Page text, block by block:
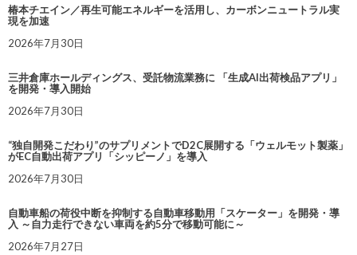
椿本チエイン／再生可能エネルギーを活用し、カーボンニュートラル実
現を加速
2026年7月30日
三井倉庫ホールディングス、受託物流業務に 「生成AI出荷検品アプリ」
を開発・導入開始
2026年7月30日
“独自開発こだわり”のサプリメントでD2C展開する「ウェルモット製薬」
がEC自動出荷アプリ「シッピーノ」を導入
2026年7月30日
自動車船の荷役中断を抑制する自動車移動用「スケーター」を開発・導
入 ～自力走行できない車両を約5分で移動可能に～
2026年7月27日